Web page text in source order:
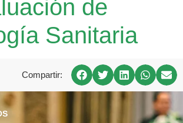
de
Sanitaria
Compartir: